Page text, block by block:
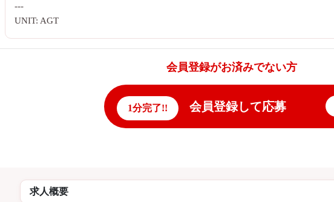
---
UNIT: AGT
会員登録がお済みでない方
1分完了!! 会員登録して応募
求人概要